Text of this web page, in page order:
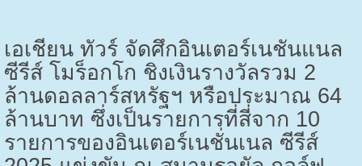
เอเชียน ทัวร์ จัดศึกอินเตอร์เนชันแนล
ซีรีส์ โมร็อกโก ชิงเงินรางวัลรวม 2
ล้านดอลลาร์สหรัฐฯ หรือประมาณ 64
ล้านบาท ซึ่งเป็นรายการที่สี่จาก 10
รายการของอินเตอร์เนชั่นเนล ซีรีส์